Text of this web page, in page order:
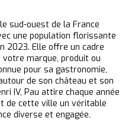
sud-ouest de la France
une population florissante
2023. Elle offre un cadre
votre marque, produit ou
pour sa gastronomie,
de son château et son
IV, Pau attire chaque année
de cette ville un véritable
diverse et engagée.